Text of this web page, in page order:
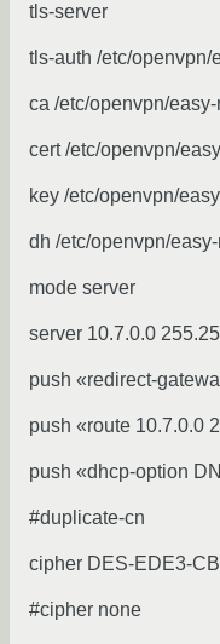
tls-server
tls-auth /etc/openvpn/
ca /etc/openvpn/
cert /etc/openvpn/
key /etc/openvpn/
dh /etc/openvpn/
mode server
server 10.7.0.0
push «redirect-
push «route 10.7.0.0
push «dhcp-option
#duplicate-cn
cipher DES-EDE3-
#cipher none